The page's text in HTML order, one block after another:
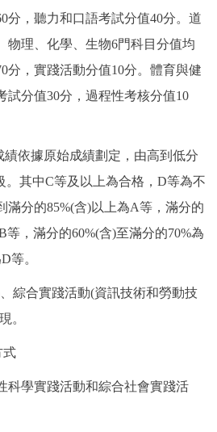
分，聽力和口語考試分值40分。道
物理、化學、生物6門科目分值均
分，實踐活動分值10分。體育與健
試分值30分，過程性考核分值10
依據原始成績劃定，由高到低分
。其中C等及以上為合格，D等為不
滿分的85%(含)以上為A等，滿分的
等，滿分的60%(含)至滿分的70%為
等。
合實踐活動(資訊技術和勞動技
。
學實踐活動和綜合社會實踐活